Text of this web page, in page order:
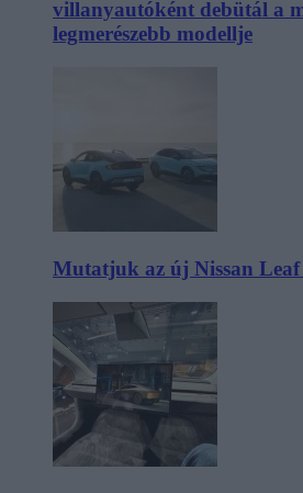
villanyautóként debütál a
legmerészebb modellje
Mutatjuk az új Nissan